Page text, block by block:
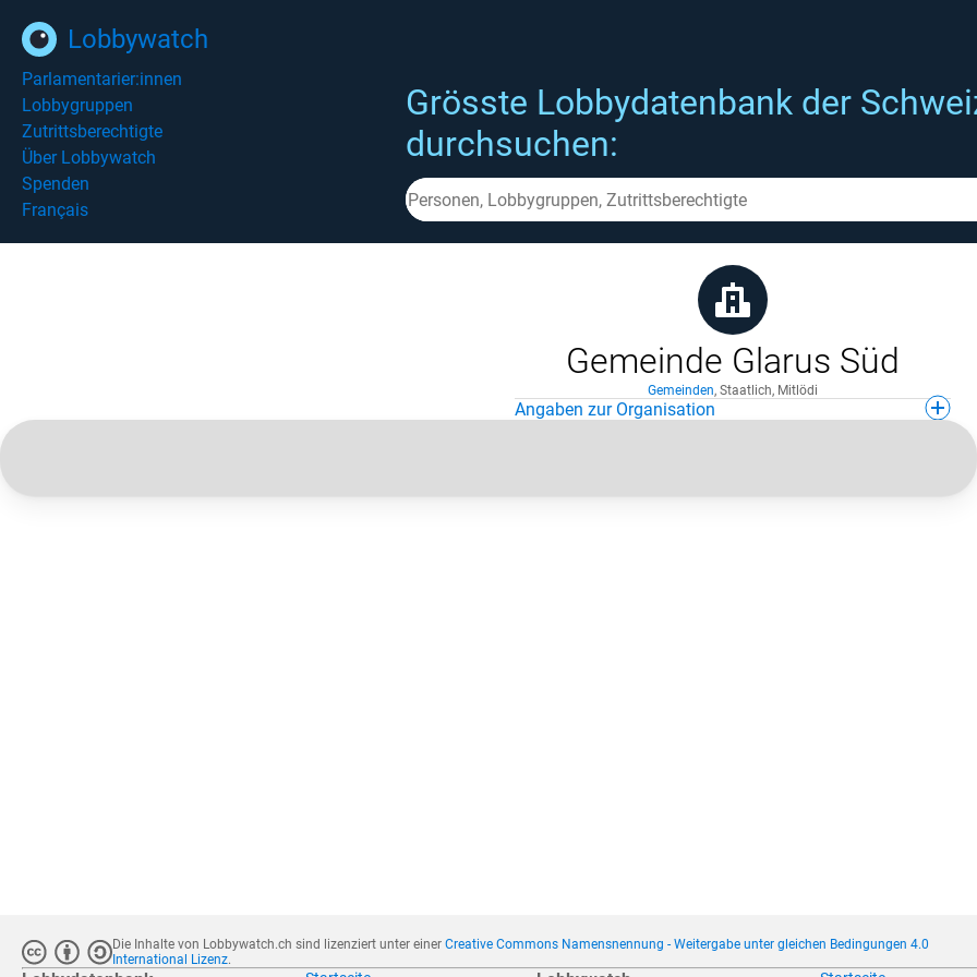
Lobbywatch
Parlamentarier:innen
Lobbygruppen
Zutrittsberechtigte
Über Lobbywatch
Spenden
Français
Grösste Lobbydatenbank der
durchsuchen:
Gemeinde Glarus Süd
Gemeinden, Staatlich, Mitlödi
Angaben zur Organisation
Die Inhalte von Lobbywatch.ch sind lizenziert unter einerCreative Commons Namensnennung - Weitergabe unter gleichen Bedingungen 4.0
International Lizenz.